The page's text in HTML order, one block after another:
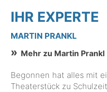
IHR EXPERTE
MARTIN PRANKL
Mehr zu Martin Prankl
Begonnen hat alles mit
Theaterstück zu